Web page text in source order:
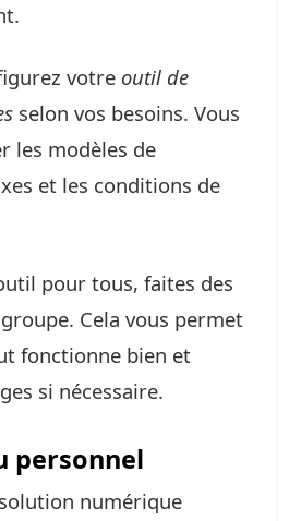
votre outil de
selon vos besoins. Vous
les modèles de
et les conditions de
pour tous, faites des
Cela vous permet
fonctionne bien et
si nécessaire.
personnel
numérique